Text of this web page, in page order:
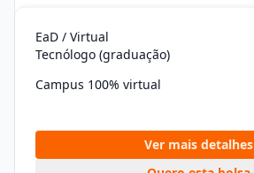
EaD / Virtual
Tecnólogo (graduação)
Campus 100% virtual
Ver mais detalhes